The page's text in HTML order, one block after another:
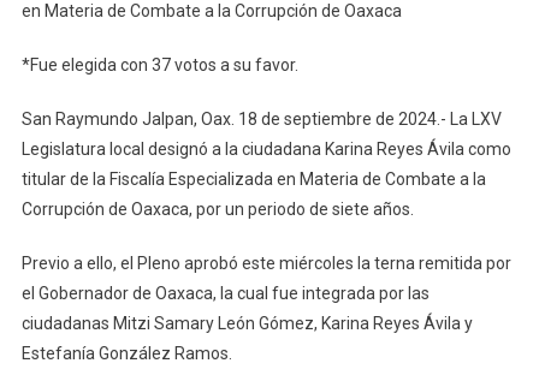
Como
Fiscal
Especializada
De
A
en Materia de Combate a la Corrupción de Oaxaca
*Fue elegida con 37 votos a su favor.
San Raymundo Jalpan, Oax. 18 de septiembre de 2024.- La LXV
Legislatura local designó a la ciudadana Karina Reyes Ávila como
titular de la Fiscalía Especializada en Materia de Combate a la
Corrupción de Oaxaca, por un periodo de siete años.
Previo a ello, el Pleno aprobó este miércoles la terna remitida por
el Gobernador de Oaxaca, la cual fue integrada por las
ciudadanas Mitzi Samary León Gómez, Karina Reyes Ávila y
Estefanía González Ramos.